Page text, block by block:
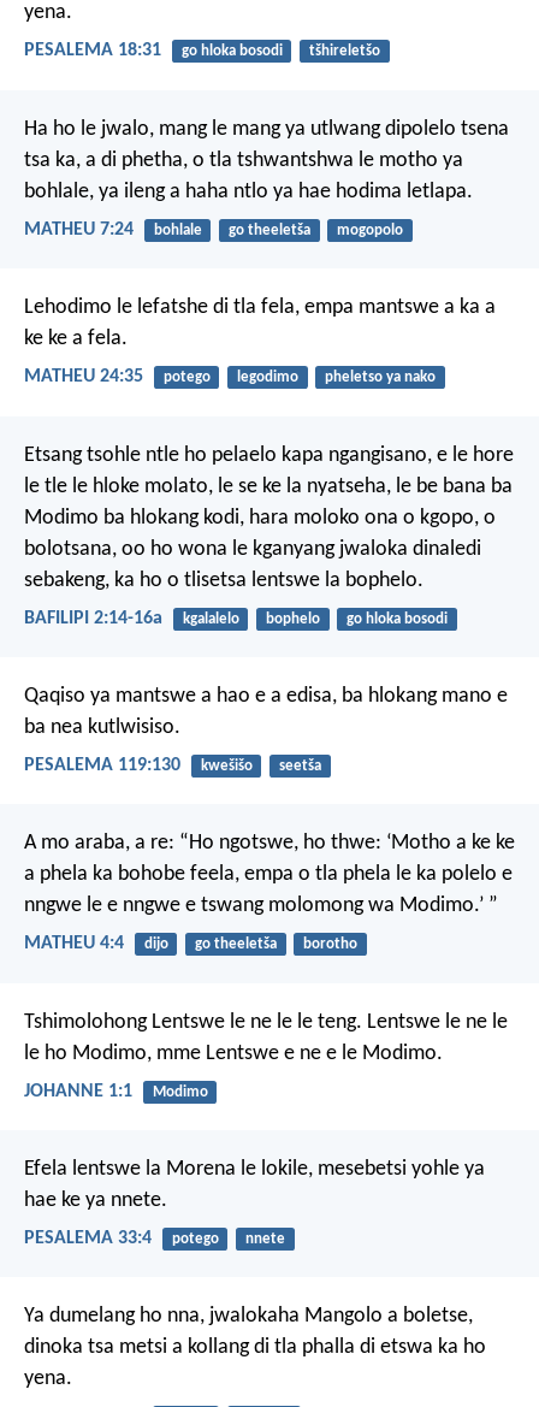
yena.
PESALEMA 18:31 go hloka bosodi tšhireletšo
Ha ho le jwalo, mang le mang ya utlwang dipolelo tsena
tsa ka, a di phetha, o tla tshwantshwa le motho ya
bohlale, ya ileng a haha ntlo ya hae hodima letlapa.
MATHEU 7:24 bohlale go theeletša mogopolo
Lehodimo le lefatshe di tla fela, empa mantswe a ka a
ke ke a fela.
MATHEU 24:35 potego legodimo pheletso ya nako
Etsang tsohle ntle ho pelaelo kapa ngangisano, e le hore
le tle le hloke molato, le se ke la nyatseha, le be bana ba
Modimo ba hlokang kodi, hara moloko ona o kgopo, o
bolotsana, oo ho wona le kganyang jwaloka dinaledi
sebakeng, ka ho o tlisetsa lentswe la bophelo.
BAFILIPI 2:14-16a kgalalelo bophelo go hloka bosodi
Qaqiso ya mantswe a hao e a edisa, ba hlokang mano e
ba nea kutlwisiso.
PESALEMA 119:130 kwešišo seetša
A mo araba, a re: “Ho ngotswe, ho thwe: ‘Motho a ke ke
a phela ka bohobe feela, empa o tla phela le ka polelo e
nngwe le e nngwe e tswang molomong wa Modimo.’ ”
MATHEU 4:4 dijo go theeletša borotho
Tshimolohong Lentswe le ne le le teng. Lentswe le ne le
le ho Modimo, mme Lentswe e ne e le Modimo.
JOHANNE 1:1 Modimo
Efela lentswe la Morena le lokile, mesebetsi yohle ya
hae ke ya nnete.
PESALEMA 33:4 potego nnete
Ya dumelang ho nna, jwalokaha Mangolo a boletse,
dinoka tsa metsi a kollang di tla phalla di etswa ka ho
yena.